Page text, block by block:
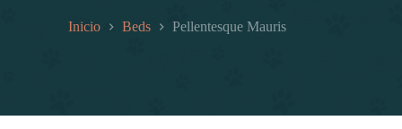
Inicio Beds Pellentesque Mauris